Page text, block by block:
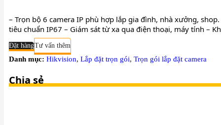
– Trọn bộ 6 camera IP phù hợp lắp gia đình, nhà xưởng,
tiêu chuẩn IP67 – Giám sát từ xa qua điện thoại, máy tính –
Đặt hàngTư vấn thêm
Danh mục: Hikvision, Lắp đặt trọn gói, Trọn gói lắp đặt camera
Chia sẻ